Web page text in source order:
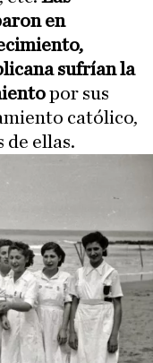
en
sufrían la
por sus
católico,
de ellas.